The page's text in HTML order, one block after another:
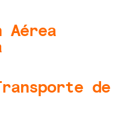
Aérea
de